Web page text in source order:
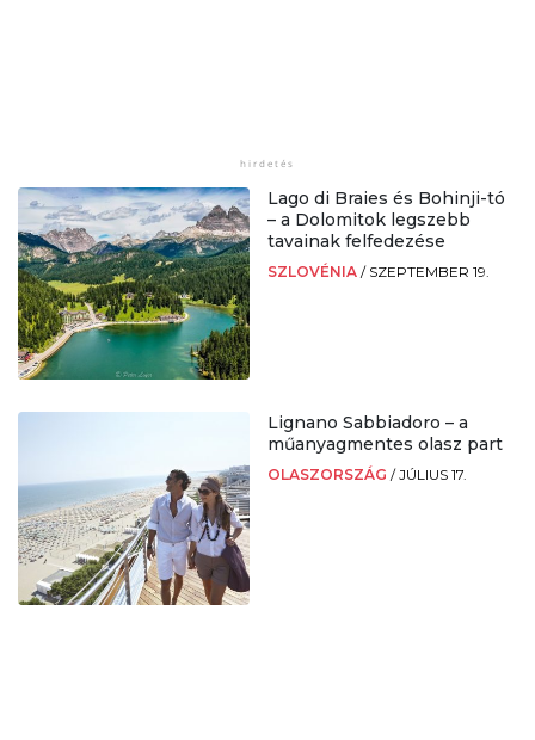
Lago di Braies és Bohinji-tó
– a Dolomitok legszebb
tavainak felfedezése
SZLOVÉNIA / SZEPTEMBER 19.
Lignano Sabbiadoro – a
műanyagmentes olasz part
OLASZORSZÁG /JÚLIUS 17.